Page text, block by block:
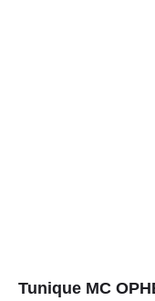
Tunique MC